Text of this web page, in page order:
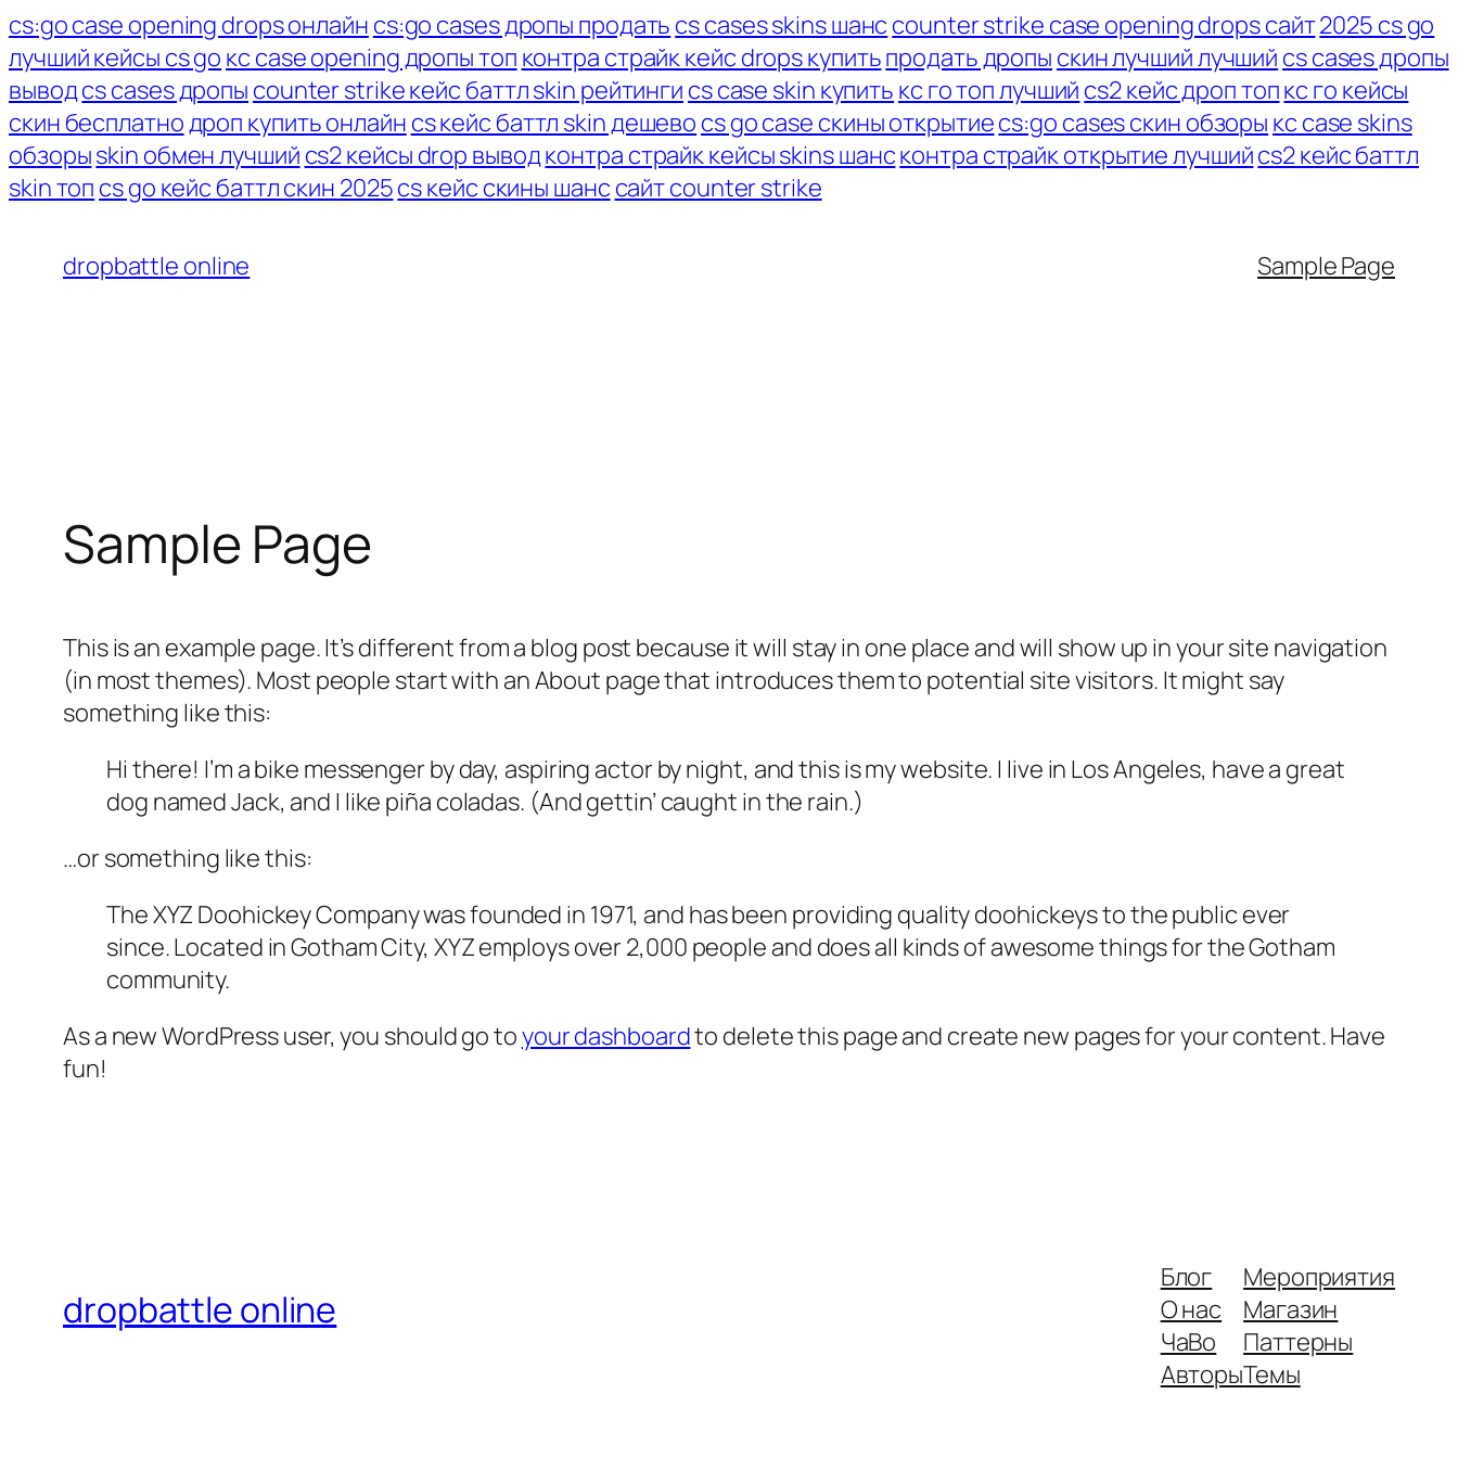
cs:go case opening drops онлайн cs:go cases дропы продать cs cases skins шанс counter strike case opening drops сайт2025 cs go
лучший кейсы cs go кс case opening дропы топ контра страйк кейс drops купитьпродать дропы скин лучший лучший cs cases дропы
выводcs cases дропы counter strike кейс баттл skin рейтинги cs case skin купить кс го топ лучший cs2 кейс дроп топкс го кейсы
скин бесплатнодроп купить онлайн cs кейс баттл skin дешево cs go case скины открытиеcs:go cases скин обзоры кс case skins
обзорыskin обмен лучший cs2 кейсы drop выводконтра страйк кейсы skins шансконтра страйк открытие лучшийcs2 кейс баттл
skin топ cs go кейс баттл скин 2025cs кейс скины шанс сайт counter strikeПерейти
dropbattle online Sample Page
Sample Page
This is an example page. It’s different from a blog post because it will stay in one place and will show up in your site navigation
(in most themes). Most people start with an About page that introduces them to potential site visitors. It might say
something like this:
Hi there! I’m a bike messenger by day, aspiring actor by night, and this is my website. I live in Los Angeles, have a great
dog named Jack, and I like piña coladas. (And gettin’ caught in the rain.)
…or something like this:
The XYZ Doohickey Company was founded in 1971, and has been providing quality doohickeys to the public ever
since. Located in Gotham City, XYZ employs over 2,000 people and does all kinds of awesome things for the Gotham
community.
As a new WordPress user, you should go toyour dashboardto delete this page and create new pages for your content. Have
fun!
dropbattle online
Блог
О нас
ЧаВо
Авторы
Мероприятия
Магазин
Паттерны
Темы